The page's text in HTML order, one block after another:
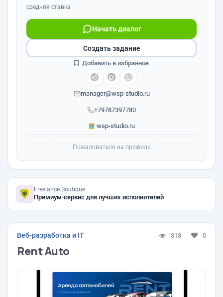
средняя ставка
+79787397780
Начать диалог
manager@wsp-studio.ru
wsp-studio.ru
Создать задание
Добавить в избранное
Пожаловаться на профиль
Freelance.Boutique
Премиум-сервис для лучших исполнителей
Веб-разработка и IT 318 0
Rent Auto